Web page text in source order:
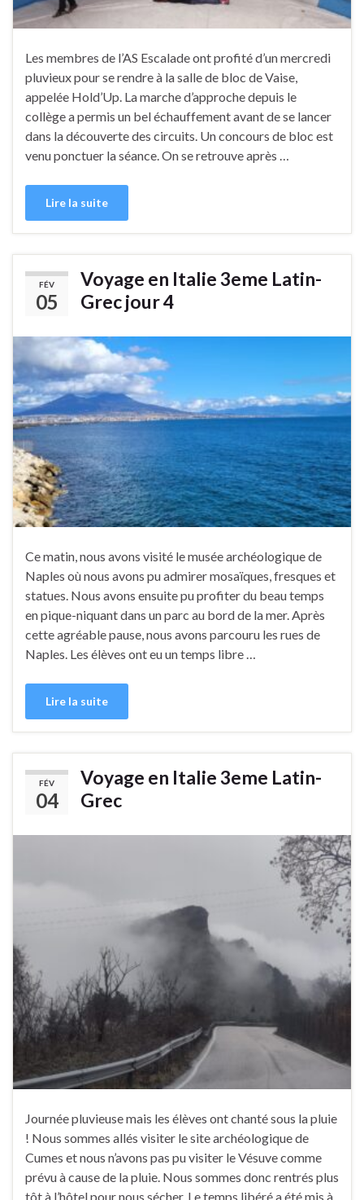
Les membres de l’AS Escalade ont profité d’un mercredi
pluvieux pour se rendre à la salle de bloc de Vaise,
appelée Hold’Up. La marche d’approche depuis le
collège a permis un bel échauffement avant de se lancer
dans la découverte des circuits. Un concours de bloc est
venu ponctuer la séance. On se retrouve après …
Lire la suite
FÉV
05
Voyage en Italie 3eme Latin-
Grec jour 4
Ce matin, nous avons visité le musée archéologique de
Naples où nous avons pu admirer mosaïques, fresques et
statues. Nous avons ensuite pu profiter du beau temps
en pique-niquant dans un parc au bord de la mer. Après
cette agréable pause, nous avons parcouru les rues de
Naples. Les élèves ont eu un temps libre …
Lire la suite
FÉV
04
Voyage en Italie 3eme Latin-
Grec
Journée pluvieuse mais les élèves ont chanté sous la pluie
! Nous sommes allés visiter le site archéologique de
Cumes et nous n’avons pas pu visiter le Vésuve comme
prévu à cause de la pluie. Nous sommes donc rentrés plus
tôt à l’hôtel pour nous sécher. Le temps libéré a été mis à